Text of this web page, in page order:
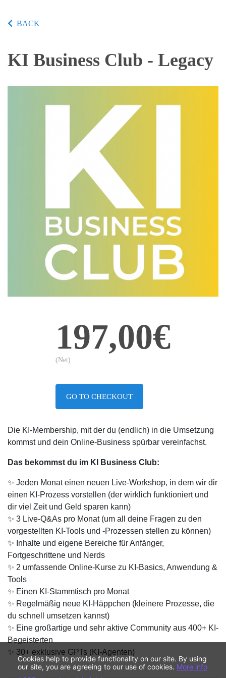
BACK
KI Business Club - Legacy
197,00€
(Net)
GO TO CHECKOUT
Die KI-Membership, mit der du (endlich) in die Umsetzung
kommst und dein Online-Business spürbar vereinfachst.
Das bekommst du im KI Business Club:
✨ Jeden Monat einen neuen Live-Workshop, in dem wir dir
einen KI-Prozess vorstellen (der wirklich funktioniert und
dir viel Zeit und Geld sparen kann)
✨ 3 Live-Q&As pro Monat (um all deine Fragen zu den
vorgestellten KI-Tools und -Prozessen stellen zu können)
✨ Inhalte und eigene Bereiche für Anfänger,
Fortgeschrittene und Nerds
✨ 2 umfassende Online-Kurse zu KI-Basics, Anwendung &
Tools
✨ Einen KI-Stammtisch pro Monat
✨ Regelmäßig neue KI-Häppchen (kleinere Prozesse, die
du schnell umsetzen kannst)
✨ Eine großartige und sehr aktive Community aus 400+ KI-
Begeisterten
✨ 30+ exklusive GPTs (KI-Agenten)
Cookies help to provide functionality on our site. By using
our site, you are agreeing to our use of cookies. More info